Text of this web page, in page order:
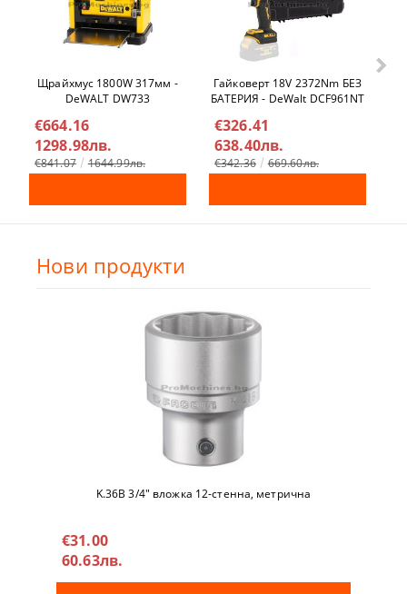
Щрайхмус 1800W 317мм -
DeWALT DW733
€664.16
1298.98лв.
€841.07 1644.99лв.
Гайковерт 18V 2372Nm БЕЗ
БАТЕРИЯ - DeWalt DCF961NT
€326.41
638.40лв.
€342.36 669.60лв.
Нови продукти
K.36B 3/4" вложкa 12-стeннa, метричнa
€31.00
60.63лв.